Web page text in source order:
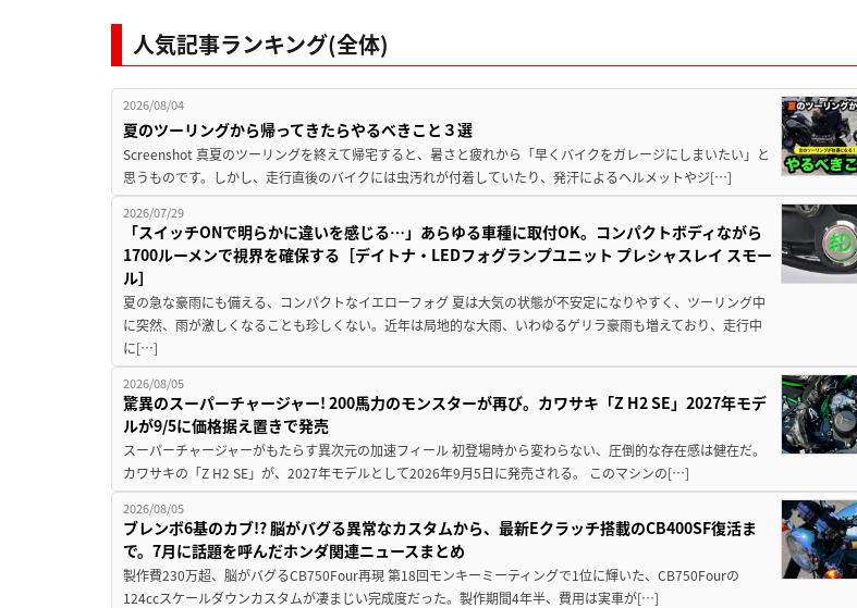
人気記事ランキング(全体)
2026/08/04
夏のツーリングから帰ってきたらやるべきこと３選
Screenshot 真夏のツーリングを終えて帰宅すると、暑さと疲れから「早くバイクをガレージにしまいたい」と
思うものです。しかし、走行直後のバイクには虫汚れが付着していたり、発汗によるヘルメットやジ[…]
2026/07/29
「スイッチONで明らかに違いを感じる…」あらゆる車種に取付OK。コンパクトボディながら
1700ルーメンで視界を確保する［デイトナ・LEDフォグランプユニット プレシャスレイ スモー
ル］
夏の急な豪雨にも備える、コンパクトなイエローフォグ 夏は大気の状態が不安定になりやすく、ツーリング中
に突然、雨が激しくなることも珍しくない。近年は局地的な大雨、いわゆるゲリラ豪雨も増えており、走行中
に[…]
2026/08/05
驚異のスーパーチャージャー! 200馬力のモンスターが再び。カワサキ「Z H2 SE」2027年モデ
ルが9/5に価格据え置きで発売
スーパーチャージャーがもたらす異次元の加速フィール 初登場時から変わらない、圧倒的な存在感は健在だ。
カワサキの「Z H2 SE」が、2027年モデルとして2026年9月5日に発売される。 このマシンの[…]
2026/08/05
ブレンボ6基のカブ!? 脳がバグる異常なカスタムから、最新Eクラッチ搭載のCB400SF復活ま
で。7月に話題を呼んだホンダ関連ニュースまとめ
製作費230万超、脳がバグるCB750Four再現 第18回モンキーミーティングで1位に輝いた、CB750Fourの
124ccスケールダウンカスタムが凄まじい完成度だった。製作期間4年半、費用は実車が[…]